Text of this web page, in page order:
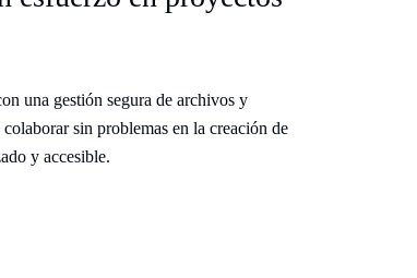
una gestión segura de archivos y
sin problemas en la creación de
y accesible.